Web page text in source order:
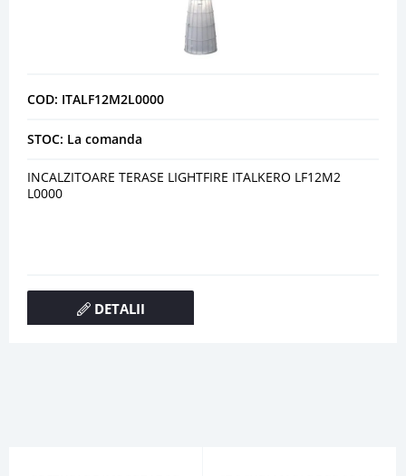
COD: ITALF12M2L0000
STOC: La comanda
INCALZITOARE TERASE LIGHTFIRE ITALKERO LF12M2
L0000
DETALII